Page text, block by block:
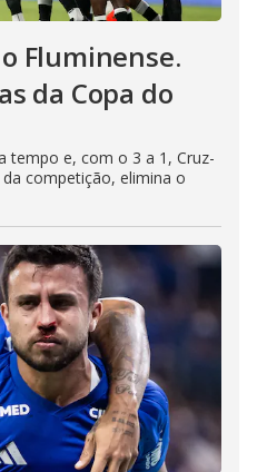
Fluminense.
da Copa do
tempo e, com o 3 a 1, Cruz-
competição, elimina o